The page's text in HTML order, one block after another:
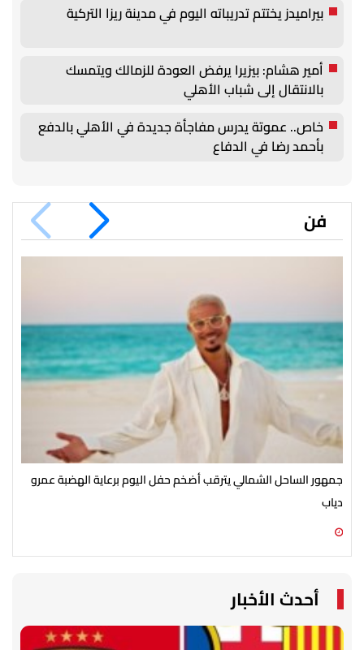
بيراميدز يختتم تدريباته اليوم في مدينة ريزا التركية
أمير هشام: بيزيرا يرفض العودة للزمالك ويتمسك
بالانتقال إلى شباب الأهلي
خاص.. عموتة يدرس مفاجأة جديدة في الأهلي بالدفع
بأحمد رضا في الدفاع
فن
جمهور الساحل الشمالي يترقب أضخم حفل اليوم برعاية الهضبة عمرو
دياب
أحدث الأخبار